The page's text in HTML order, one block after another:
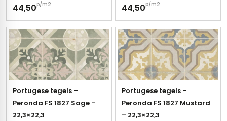
44,50p/m2 44,50p/m2
Portugese tegels –
Peronda FS 1827 Sage –
22,3×22,3
Portugese tegels –
Peronda FS 1827 Mustard
– 22,3×22,3